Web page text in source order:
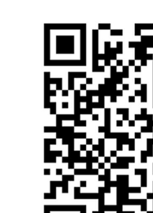
Yasal
Bilgi Toplumu
Kişisel
YTM -
Alacaklar
Kamuyu